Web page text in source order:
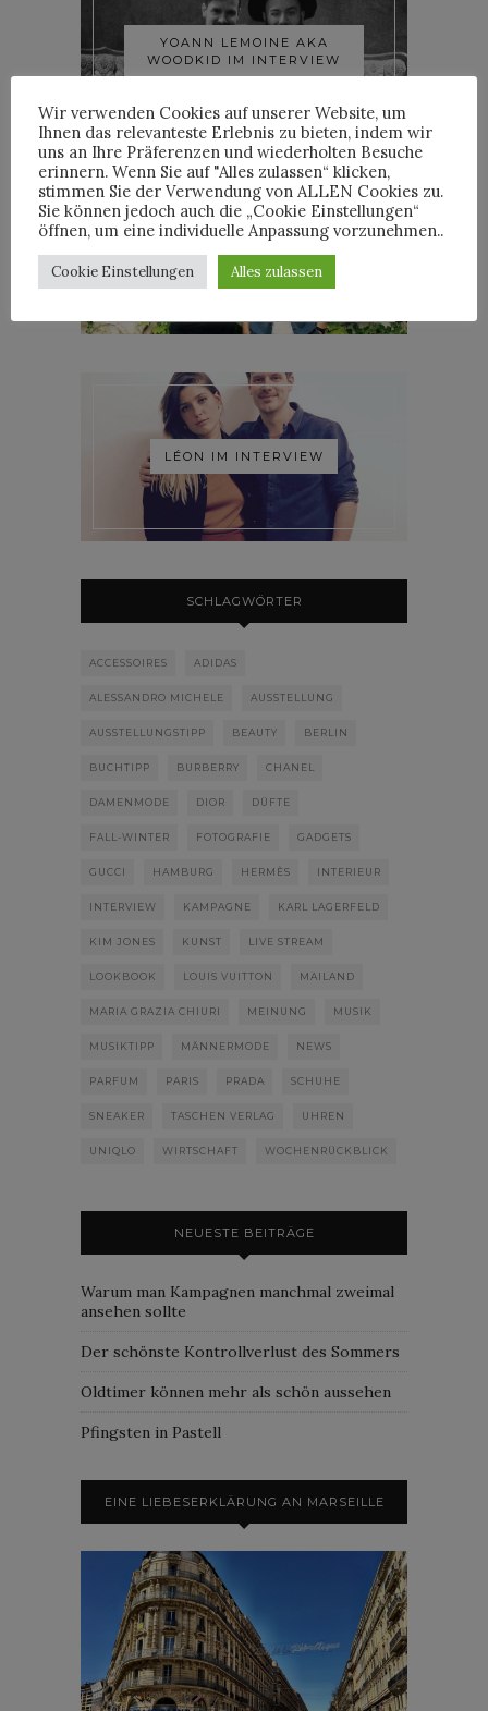
YOANN LEMOINE AKA
WOODKID IM INTERVIEW
ROOSEVELT IM INTERVIEW
LÉON IM INTERVIEW
SCHLAGWÖRTER
ACCESSOIRES ADIDAS
ALESSANDRO MICHELE AUSSTELLUNG
AUSSTELLUNGSTIPP BEAUTY BERLIN
BUCHTIPP BURBERRY CHANEL
DAMENMODE DIOR DÜFTE
FALL-WINTER FOTOGRAFIE GADGETS
GUCCI HAMBURG HERMÈS INTERIEUR
INTERVIEW KAMPAGNE KARL LAGERFELD
KIM JONES KUNST LIVE STREAM
LOOKBOOK LOUIS VUITTON MAILAND
MARIA GRAZIA CHIURI MEINUNG MUSIK
MUSIKTIPP MÄNNERMODE NEWS
PARFUM PARIS PRADA SCHUHE
SNEAKER TASCHEN VERLAG UHREN
UNIQLO WIRTSCHAFT WOCHENRÜCKBLICK
NEUESTE BEITRÄGE
Warum man Kampagnen manchmal zweimal
ansehen sollte
Der schönste Kontrollverlust des Sommers
Oldtimer können mehr als schön aussehen
Pfingsten in Pastell
EINE LIEBESERKLÄRUNG AN MARSEILLE
Wir verwenden Cookies auf unserer Website, um
Ihnen das relevanteste Erlebnis zu bieten, indem wir
uns an Ihre Präferenzen und wiederholten Besuche
erinnern. Wenn Sie auf "Alles zulassen“ klicken,
stimmen Sie der Verwendung von ALLEN Cookies zu.
Sie können jedoch auch die „Cookie Einstellungen“
öffnen, um eine individuelle Anpassung vorzunehmen..
Cookie Einstellungen Alles zulassen